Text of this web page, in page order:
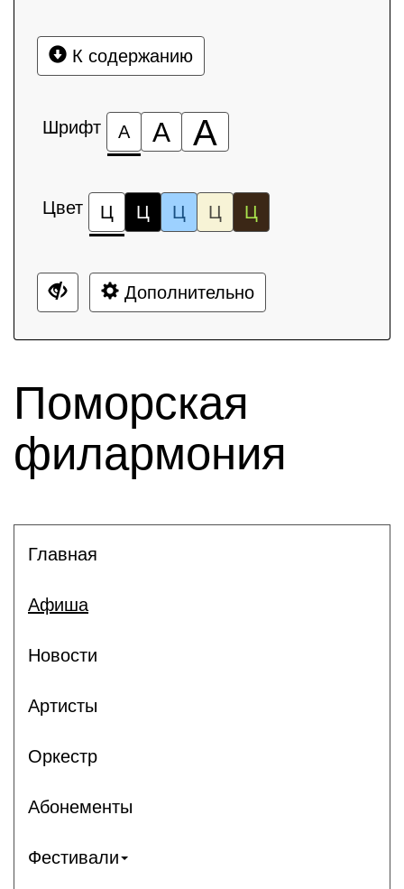
К содержанию
Шрифт А А А
Цвет Ц Ц Ц Ц Ц
Дополнительно
Поморская
филармония
Главная
Афиша
Новости
Артисты
Оркестр
Абонементы
Фестивали